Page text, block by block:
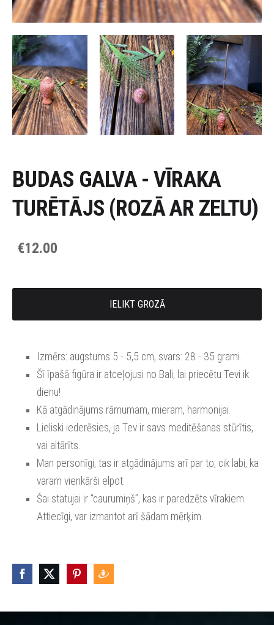
BUDAS GALVA - VĪRAKA
TURĒTĀJS (ROZĀ AR ZELTU)
€12.00
IELIKT GROZĀ
Izmērs: augstums 5 - 5,5 cm, svars: 28 - 35 grami.
Šī īpašā figūra ir atceļojusi no Bali, lai priecētu Tevi ik
dienu!
Kā atgādinājums rāmumam, mieram, harmonijai.
Lieliski iederēsies, ja Tev ir savs meditēšanas stūrītis,
vai altārīts.
Man personīgi, tas ir atgādinājums arī par to, cik labi, ka
varam vienkārši elpot.
Šai statujai ir “caurumiņš”, kas ir paredzēts vīrakiem.
Attiecīgi, var izmantot arī šādam mērķim.